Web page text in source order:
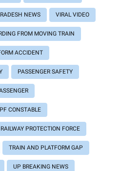
NEWS VIRAL VIDEO
FROM MOVING TRAIN
ACCIDENT
PASSENGER SAFETY
CONSTABLE
RAILWAY PROTECTION FORCE
TRAIN AND PLATFORM GAP
UP BREAKING NEWS